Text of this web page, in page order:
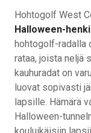
Hohtogolf West
Halloween-
hohtogolf-radalla
rataa, joista neljä
kauhuradat on
luovat sopivasti
lapsille. Hämärä
Halloween-
kouluikäisiin